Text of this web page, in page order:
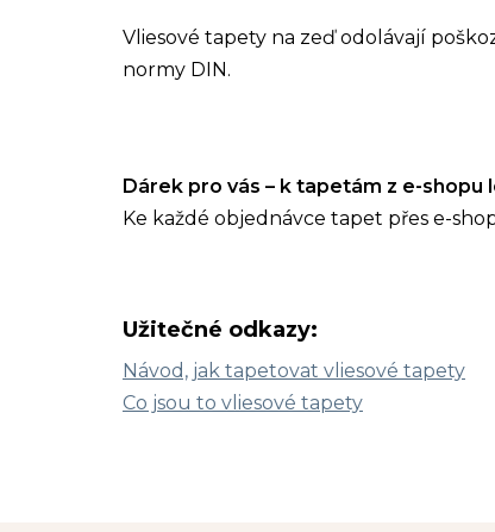
Vliesové tapety na zeď odolávají
normy DIN.
Dárek pro vás – k tapetám z e-shopu
Ke každé objednávce tapet přes e-
Užitečné odkazy:
Návod, jak tapetovat vliesové tapety
Co jsou to vliesové tapety